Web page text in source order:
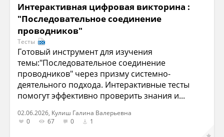
Интерактивная цифровая викторина :
"Последовательное соединение
проводников"
Тесты
Готовый инструмент для изучения
темы:"Последовательное соединение
проводников" через призму системно-
деятельного подхода. Интерактивные тесты
помогут эффективно проверить знания и...
02.06.2026, Кулиш Галина Валерьевна
0
67 0 1